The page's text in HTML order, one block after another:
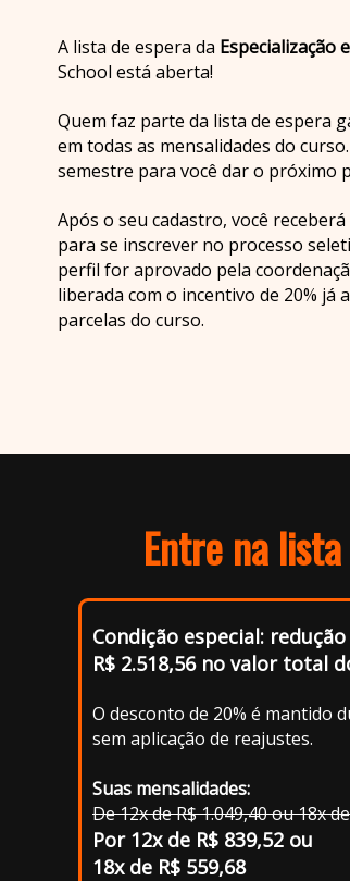
A lista de espera da Especialização
School está aberta!
Quem faz parte da lista de espera
em todas as mensalidades do
semestre para você dar o próximo
Após o seu cadastro, você
para se inscrever no processo
perfil for aprovado pela
liberada com o incentivo de 20% já
parcelas do curso.
Entre na
Condição especial:
R$ 2.518,56 no valor total
O desconto de 20% é mantido
sem aplicação de reajustes.
Suas mensalidades:
De 12x de R$ 1.049,40 ou 18x
Por 12x de R$ 839,52 ou
18x de R$ 559,68